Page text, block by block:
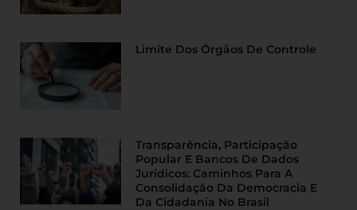
Limite Dos Órgãos De Controle
Transparência, Participação
Popular E Bancos De Dados
Jurídicos: Caminhos Para A
Consolidação Da Democracia E
Da Cidadania No Brasil